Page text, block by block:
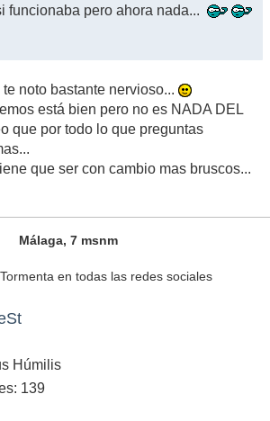
funcionaba pero ahora nada...
noto bastante nervioso...
está bien pero no es NADA DEL
que por todo lo que preguntas
que ser con cambio mas bruscos...
Málaga, 7 msnm
en todas las redes sociales
Húmilis
139